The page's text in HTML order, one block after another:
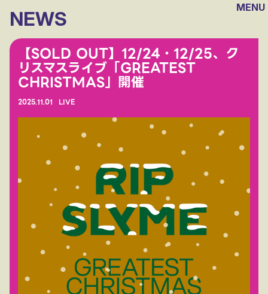
MENU
NEWS
【SOLD OUT】12/24・12/25、ク
リスマスライブ「GREATEST
CHRISTMAS」開催
2025.11.01 LIVE